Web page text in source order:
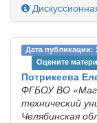
Дата публикации:
Оцените
Потрикеева
ФГБОУ ВО
технический
Челябинская